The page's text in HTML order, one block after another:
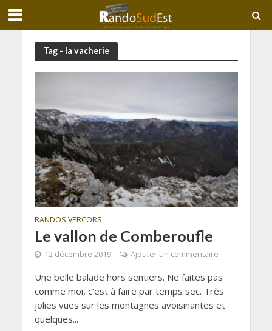
Tag - la vacherie
RANDOS VERCORS
Le vallon de Comberoufle
12 décembre 2019 Ajouter un commentaire
Une belle balade hors sentiers. Ne faites pas
comme moi, c’est à faire par temps sec. Très
jolies vues sur les montagnes avoisinantes et
quelques...